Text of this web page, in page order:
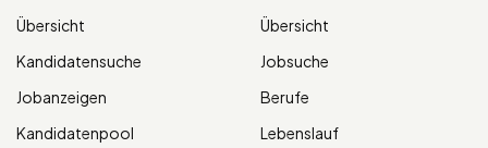
Übersicht
Kandidatensuche
Jobanzeigen
Kandidatenpool
Übersicht
Jobsuche
Berufe
Lebenslauf